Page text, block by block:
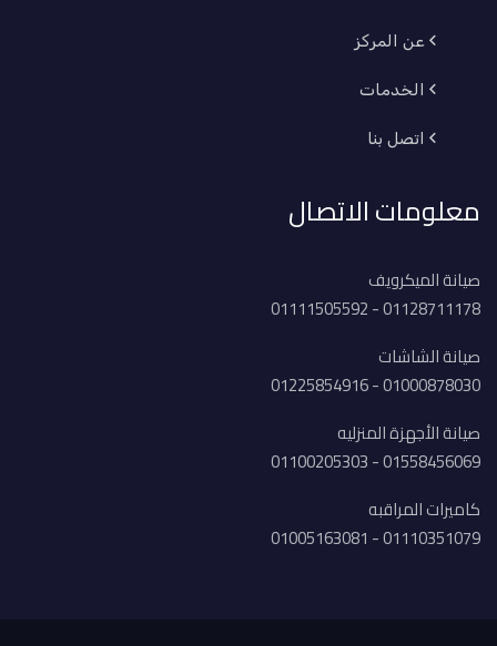
عن المركز
الخدمات
اتصل بنا
معلومات الاتصال
صيانة الميكرويف
01128711178 - 01111505592
صيانة الشاشات
01000878030 - 01225854916
صيانة الأجهزة المنزليه
01558456069 - 01100205303
كاميرات المراقبه
01110351079 - 01005163081